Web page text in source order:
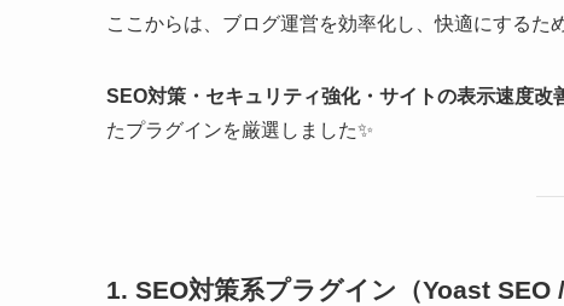
ここからは、ブログ運営を効率化し、快適にするた
SEO対策・セキュリティ強化・サイトの表示速度改
たプラグインを厳選しました✨
1. SEO対策系プラグイン （Yoast SEO